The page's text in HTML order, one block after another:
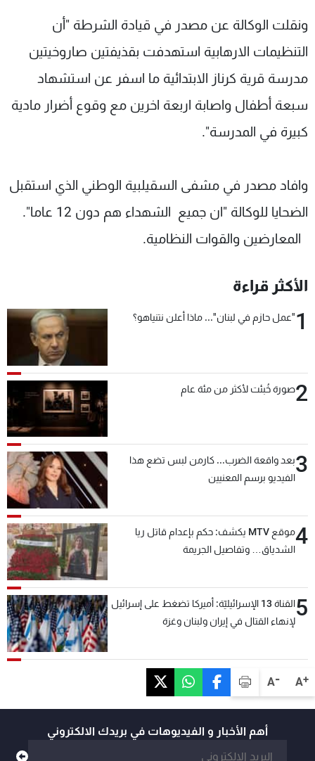
A+
A-
ونقلت الوكالة عن مصدر في قيادة الشرطة "أن
التنظيمات الارهابية استهدفت بقذيفتين صاروخيتين
مدرسة قرية كرناز الابتدائية ما اسفر عن استشهاد
سبعة أطفال واصابة اربعة اخرين مع وقوع أضرار مادية
كبيرة في المدرسة".
وافاد مصدر في مشفى السقيلبية الوطني الذي استقبل
الضحايا للوكالة "ان جميع الشهداء هم دون 12 عاما".
المعارضين والقوات النظامية.
الأكثر قراءة
1"عمل حازم في لبنان"... ماذا أعلن نتنياهو؟
2صورة خُبئت لأكثر من مئة عام
3بعد واقعة الضرب... كارمن لبس تضع هذا
الفيديو برسم المعنيين
4
موقع MTV يكشف: حكم بإعدام قاتل ريا
الشدياق… وتفاصيل الجريمة
5
القناة 13 الإسرائيليّة: أميركا تضغط على إسرائيل
لإنهاء القتال في إيران ولبنان وغزة
أهم الأخبار و الفيديوهات في بريدك الالكتروني